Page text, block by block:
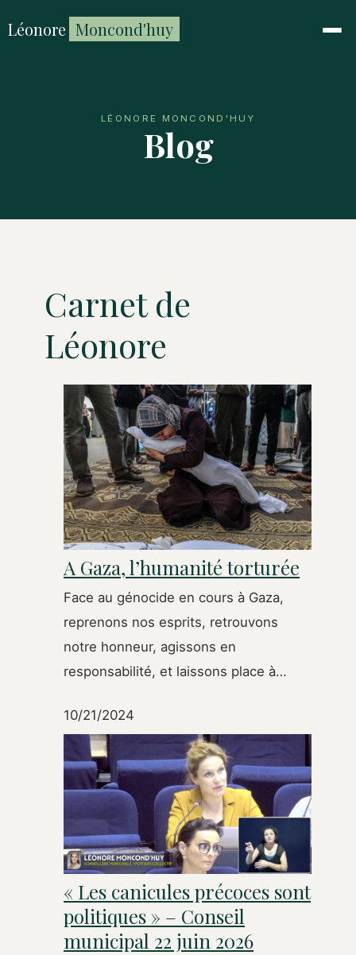
Léonore Moncond'huy
LÉONORE MONCOND'HUY
Blog
Carnet de
Léonore
A Gaza, l’humanité torturée
Face au génocide en cours à Gaza,
reprenons nos esprits, retrouvons
notre honneur, agissons en
responsabilité, et laissons place à…
10/21/2024
« Les canicules précoces sont
politiques » – Conseil
municipal 22 juin 2026